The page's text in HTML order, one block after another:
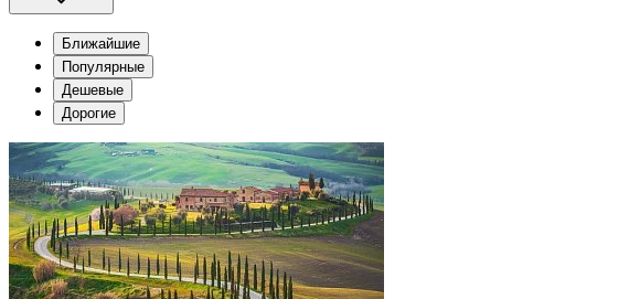
Ближайшие
Популярные
Дешевые
Дорогие